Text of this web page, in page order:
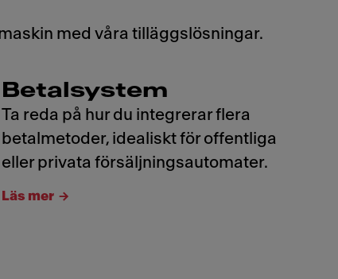
med våra tilläggslösningar.
Betalsystem
Ta reda på hur du integrerar flera
betalmetoder, idealiskt för offentliga
eller privata försäljningsautomater.
Läs mer